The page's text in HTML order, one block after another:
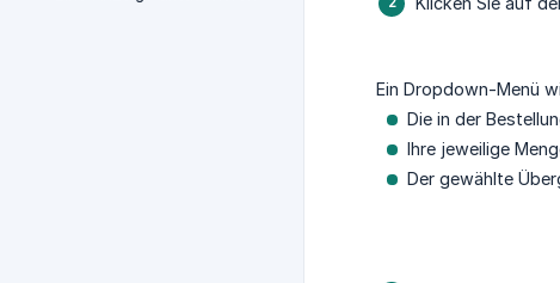
Ein Dropdown-Menü
Die in der
Ihre jeweilige
Der gewählte